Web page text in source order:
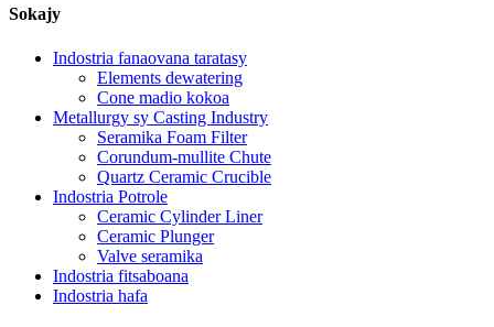
Sokajy
Indostria fanaovana taratasy
Elements dewatering
Cone madio kokoa
Metallurgy sy Casting Industry
Seramika Foam Filter
Corundum-mullite Chute
Quartz Ceramic Crucible
Indostria Potrole
Ceramic Cylinder Liner
Ceramic Plunger
Valve seramika
Indostria fitsaboana
Indostria hafa